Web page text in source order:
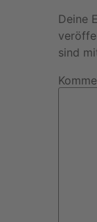
Deine
sind